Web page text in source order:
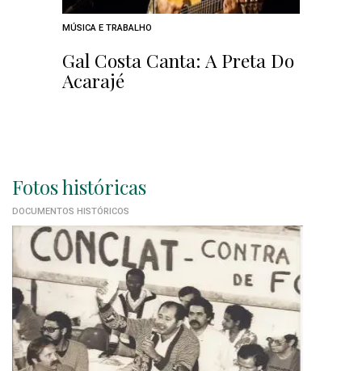
MÚSICA E TRABALHO
Gal Costa Canta: A Preta Do
Acarajé
Fotos históricas
DOCUMENTOS HISTÓRICOS